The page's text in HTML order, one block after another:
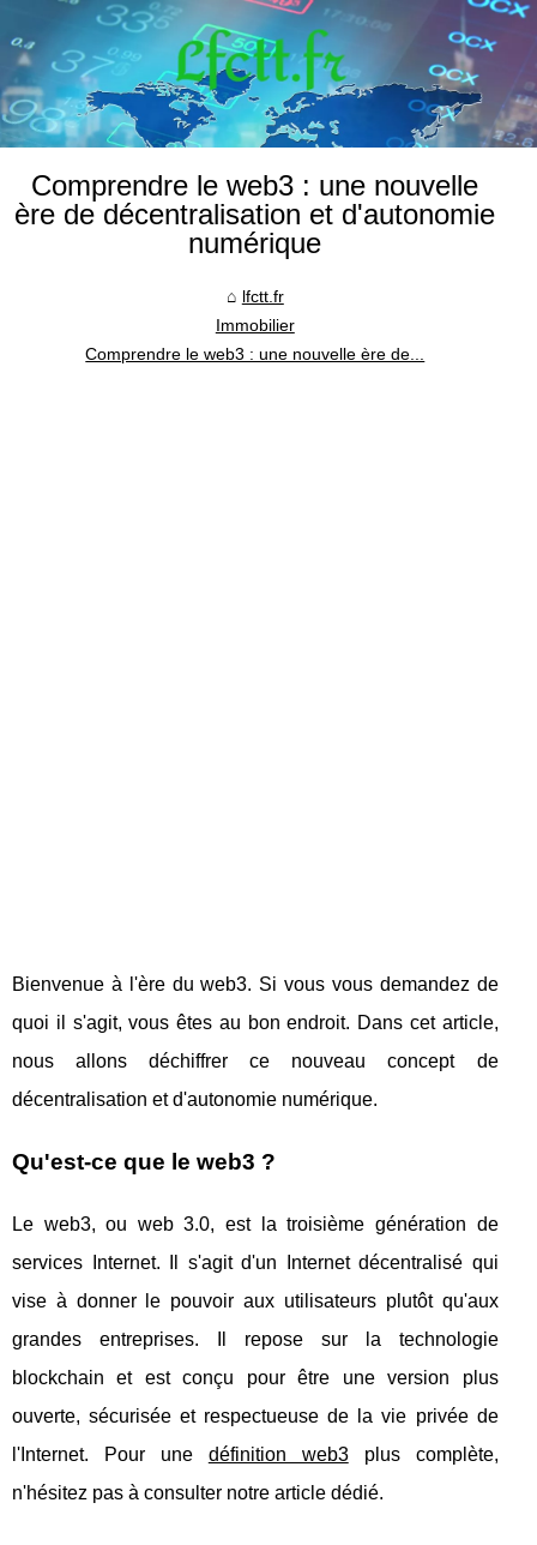
Comprendre le web3 : une nouvelle
ère de décentralisation et d'autonomie
numérique
lfctt.fr
Immobilier
Comprendre le web3 : une nouvelle ère de...
Bienvenue à l'ère du web3. Si vous vous demandez de
quoi il s'agit, vous êtes au bon endroit. Dans cet article,
nous allons déchiffrer ce nouveau concept de
décentralisation et d'autonomie numérique.
Qu'est-ce que le web3 ?
Le web3, ou web 3.0, est la troisième génération de
services Internet. Il s'agit d'un Internet décentralisé qui
vise à donner le pouvoir aux utilisateurs plutôt qu'aux
grandes entreprises. Il repose sur la technologie
blockchain et est conçu pour être une version plus
ouverte, sécurisée et respectueuse de la vie privée de
l'Internet. Pour une définition web3plus complète,
n'hésitez pas à consulter notre article dédié.